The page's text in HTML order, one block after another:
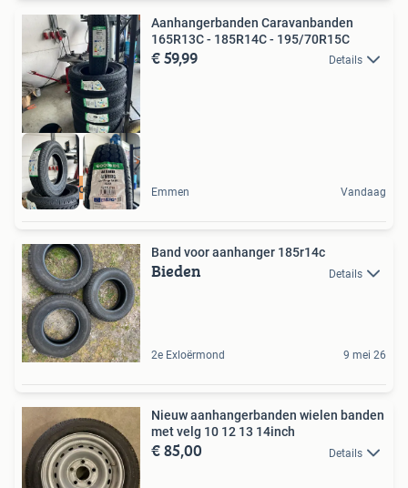
Uit voorraad
Aanhangerbanden Caravanbanden
165R13C - 185R14C - 195/70R15C
€ 59,99 Details
Emmen Vandaag
Band voor aanhanger 185r14c
Bieden Details
2e Exloërmond 9 mei 26
Nieuw aanhangerbanden wielen banden
met velg 10 12 13 14inch
€ 85,00 Details